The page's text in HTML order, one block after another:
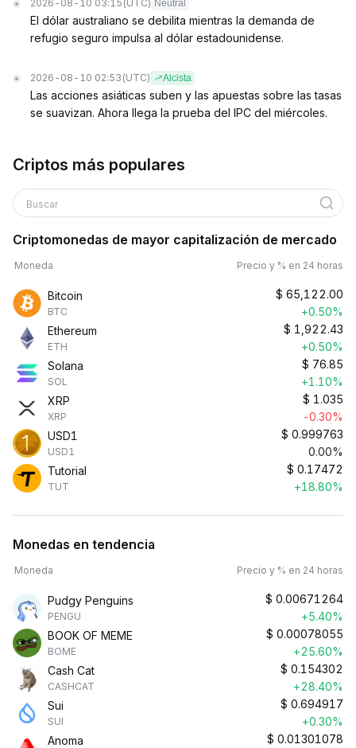
2026-08-10 03:15 (UTC) Neutral
El dólar australiano se debilita mientras la demanda de
refugio seguro impulsa al dólar estadounidense.
2026-08-10 02:53 (UTC) Alcista
Las acciones asiáticas suben y las apuestas sobre las tasas
se suavizan. Ahora llega la prueba del IPC del miércoles.
Criptos más populares
Buscar
Criptomonedas de mayor capitalización de mercado
Moneda Precio y % en 24 horas
Bitcoin
BTC
$ 65,122.00
+0.50%
Ethereum
ETH
$ 1,922.43
+0.50%
Solana
SOL
$ 76.85
+1.10%
XRP
XRP
$ 1.035
-0.30%
USD1
USD1
$ 0.999763
0.00%
Tutorial
TUT
$ 0.17472
+18.80%
Monedas en tendencia
Moneda Precio y % en 24 horas
Pudgy Penguins
PENGU
$ 0.00671264
+5.40%
BOOK OF MEME
BOME
$ 0.00078055
+25.60%
Cash Cat
CASHCAT
$ 0.154302
+28.40%
Sui
SUI
$ 0.694917
+0.30%
Anoma
$ 0.01301078